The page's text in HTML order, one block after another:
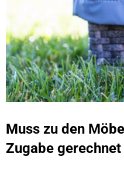
Muss zu den
Zugabe